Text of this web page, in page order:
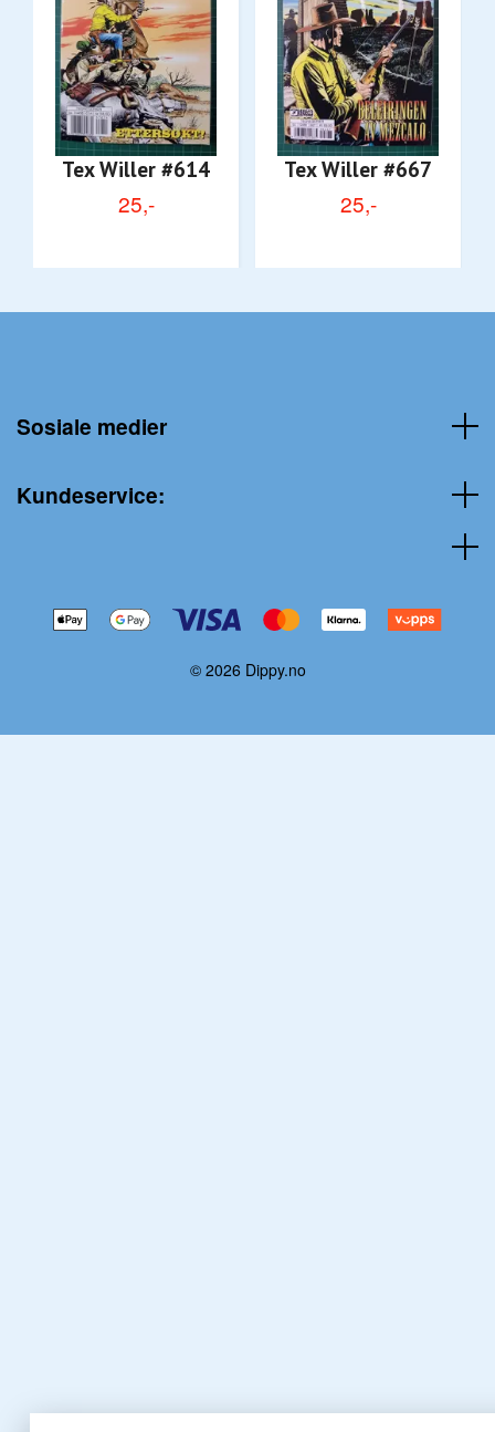
Tex Willer #614
25,-
Tex Willer #667
25,-
Sosiale medier
Kundeservice:
© 2026 Dippy.no